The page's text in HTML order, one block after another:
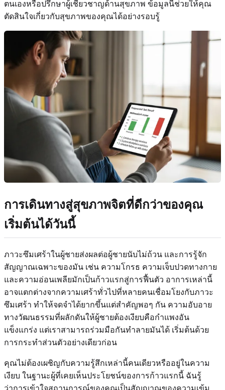
ตนเองหรือปรึกษาผู้เชี่ยวชาญด้านสุขภาพ ข้อมูลนี้ช่วยให้คุณ
ตัดสินใจเกี่ยวกับสุขภาพของคุณได้อย่างรอบรู้
การเดินทางสู่สุขภาพจิตที่ดีกว่าของคุณ
เริ่มต้นได้วันนี้
ภาวะซึมเศร้าในผู้ชายส่งผลต่อผู้ชายนับไม่ถ้วน และการรู้จัก
สัญญาณเฉพาะของมัน เช่น ความโกรธ ความเจ็บปวดทางกาย
และความอ่อนเพลียมักเป็นก้าวแรกสู่การฟื้นตัว อาการเหล่านี้
อาจแตกต่างจากความเศร้าทั่วไปที่หลายคนเชื่อมโยงกับภาวะ
ซึมเศร้า ทำให้จดจำได้ยากขึ้นแต่สำคัญพอๆ กัน ความอับอาย
ทางวัฒนธรรมที่ผลักดันให้ผู้ชายต้องเงียบคือกำแพงอัน
แข็งแกร่ง แต่เราสามารถร่วมมือกันทำลายมันได้ เริ่มต้นด้วย
การกระทำส่วนตัวอย่างเดียวก่อน
คุณไม่ต้องเผชิญกับความรู้สึกเหล่านี้คนเดียวหรืออยู่ในความ
เงียบ ในฐานะผู้ที่เคยเห็นประโยชน์ของการก้าวแรกนี้ ฉันรู้